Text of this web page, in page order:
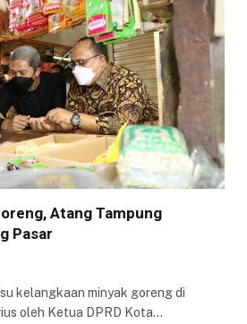
Atang Tampung
Pasar
kelangkaan minyak goreng di
oleh Ketua DPRD Kota…